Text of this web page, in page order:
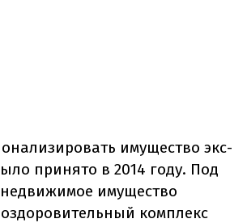
имущество экс-
принято в 2014 году. Под
имущество
комплекс